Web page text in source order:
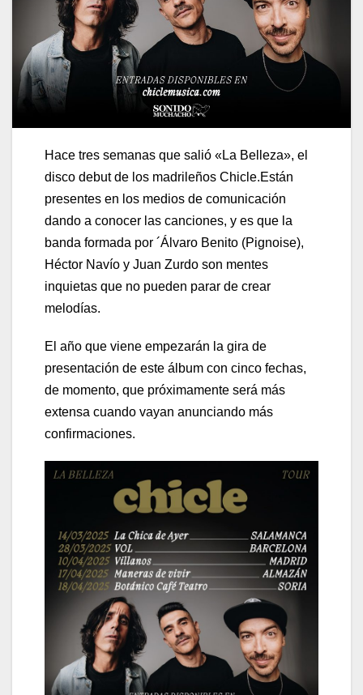
Hace tres semanas que salió «La Belleza», el
disco debut de los madrileños Chicle.Están
presentes en los medios de comunicación
dando a conocer las canciones, y es que la
banda formada por ´Álvaro Benito (Pignoise),
Héctor Navío y Juan Zurdo son mentes
inquietas que no pueden parar de crear
melodías.
El año que viene empezarán la gira de
presentación de este álbum con cinco fechas,
de momento, que próximamente será más
extensa cuando vayan anunciando más
confirmaciones.